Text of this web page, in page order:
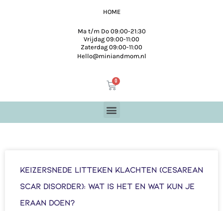
HOME
Ma t/m Do 09:00-21:30
Vrijdag 09:00-11:00
Zaterdag 09:00-11:00
Hello@miniandmom.nl
Keizersnede litteken klachten (Cesarean
Scar Disorder): wat is het en wat kun je
eraan doen?